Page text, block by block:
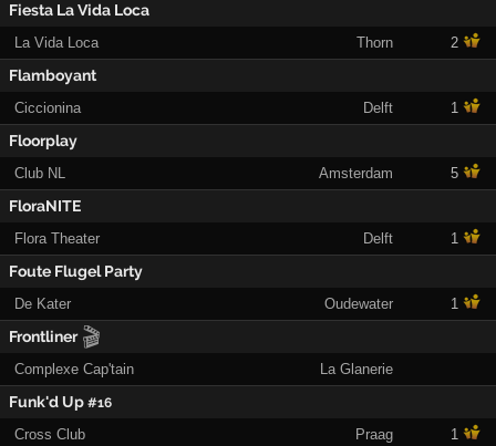
Fiesta La Vida Loca
La Vida Loca Thorn 2
Flamboyant
Ciccionina Delft 1
Floorplay
Club NL Amsterdam 5
FloraNITE
Flora Theater Delft 1
Foute Flugel Party
De Kater Oudewater 1
Frontliner 🎬
Complexe Cap'tain La Glanerie
Funk'd Up#16
Cross Club Praag 1